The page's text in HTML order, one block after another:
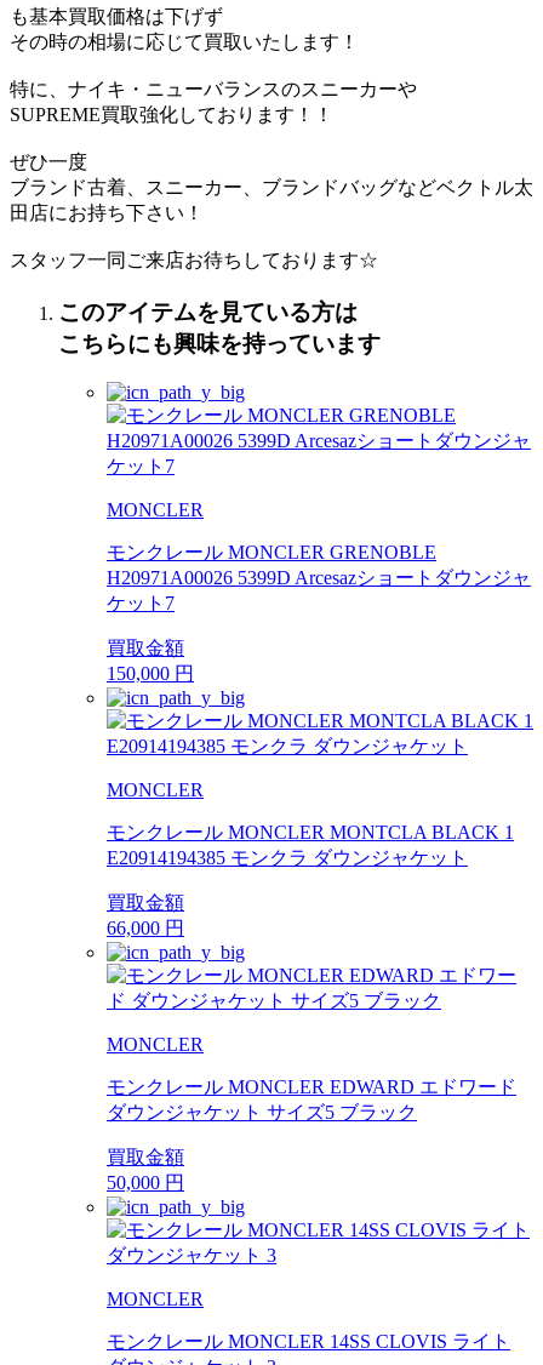
も基本買取価格は下げず
その時の相場に応じて買取いたします！
特に、ナイキ・ニューバランスのスニーカーや
SUPREME買取強化しております！！
ぜひ一度
ブランド古着、スニーカー、ブランドバッグなどベクトル太
田店にお持ち下さい！
スタッフ一同ご来店お待ちしております☆
このアイテムを見ている方は
こちらにも興味を持っています
MONCLER
モンクレール MONCLER GRENOBLE
H20971A00026 5399D Arcesazショートダウンジャ
ケット7
買取金額
150,000 円
MONCLER
モンクレール MONCLER MONTCLA BLACK 1
E20914194385 モンクラ ダウンジャケット
買取金額
66,000 円
MONCLER
モンクレール MONCLER EDWARD エドワード
ダウンジャケット サイズ5 ブラック
買取金額
50,000 円
MONCLER
モンクレール MONCLER 14SS CLOVIS ライト